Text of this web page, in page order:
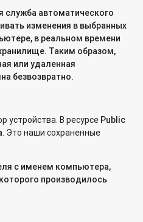
видеоархива Milestone
в режиме spin down
жесткого диска) с целью
доступ только к
Full, когда существует
QNAP выделять разделы на
служба автоматического
изменения в выбранных
в реальном времени
Таким образом,
или удаленная
безвозвратно.
устройства. В ресурсе Public
. Это наши сохраненные
с именем компьютера,
производилось